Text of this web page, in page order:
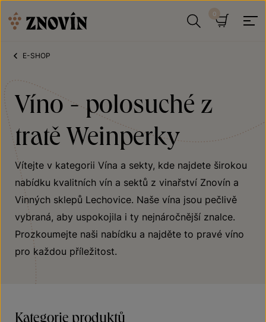
E-SHOP
Víno - polosuché z
tratě Weinperky
Vítejte v kategorii Vína a sekty, kde najdete širokou
nabídku kvalitních vín a sektů z vinařství Znovín a
Vinných sklepů Lechovice. Naše vína jsou pečlivě
vybraná, aby uspokojila i ty nejnáročnější znalce.
Prozkoumejte naši nabídku a najděte to pravé víno
pro každou příležitost.
Kategorie produktů